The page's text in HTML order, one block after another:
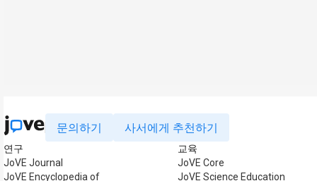
문의하기 사서에게 추천하기
연구
JoVE Journal
JoVE Encyclopedia of
교육
JoVE Core
JoVE Science Education